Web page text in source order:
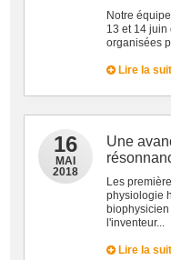
Notre
13 et 14
organisées
Lire la
16
MAI
2018
Une
Les
physiologie
l'inventeur...
Lire la